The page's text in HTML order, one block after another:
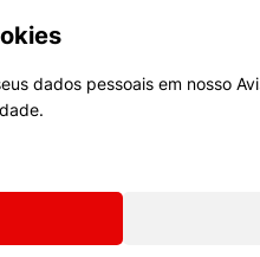
dados pessoais em nosso